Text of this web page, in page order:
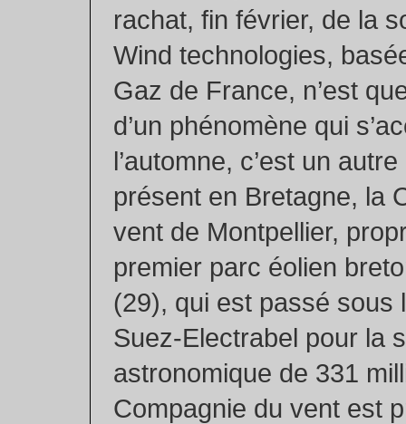
rachat, fin février, de la
Wind technologies,
Gaz de France, n’est
d’un phénomène qui
l’automne, c’est un
présent en Bretagne, la
vent de Montpellier,
premier parc éolien
(29), qui est passé sous
Suez-Electrabel pour la
astronomique de 331
Compagnie du vent est